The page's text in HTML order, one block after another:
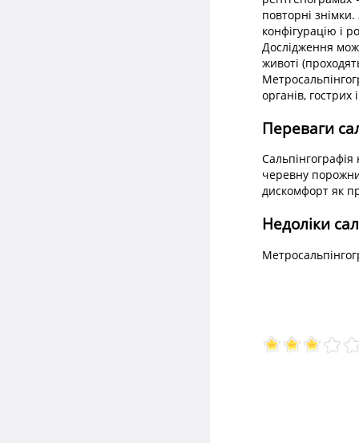
повторні
конфігурацію і
Дослідження
животі
органів, гострих
Переваги
черевну
дискомфорт як
Недоліки